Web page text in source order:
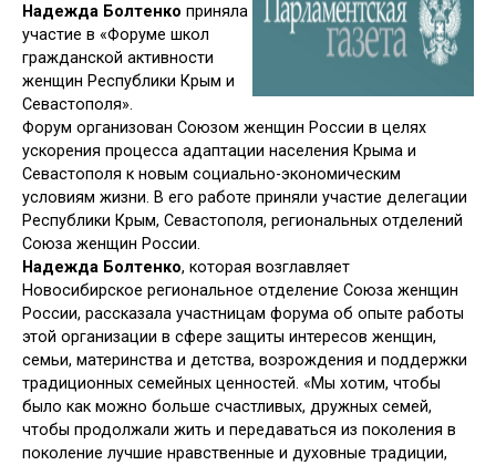
Надежда Болтенко приняла
участие в «Форуме школ
гражданской активности
женщин Республики Крым и
Севастополя».
Форум организован Союзом женщин России в целях
ускорения процесса адаптации населения Крыма и
Севастополя к новым социально-экономическим
условиям жизни. В его работе приняли участие делегации
Республики Крым, Севастополя, региональных отделений
Союза женщин России.
Надежда Болтенко, которая возглавляет
Новосибирское региональное отделение Союза женщин
России, рассказала участницам форума об опыте работы
этой организации в сфере защиты интересов женщин,
семьи, материнства и детства, возрождения и поддержки
традиционных семейных ценностей. «Мы хотим, чтобы
было как можно больше счастливых, дружных семей,
чтобы продолжали жить и передаваться из поколения в
поколение лучшие нравственные и духовные традиции,